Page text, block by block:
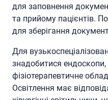
для заповнення
та прийому пацієнтів.
для зберігання
Для
знадобитися
фізіотерапевтичне
Освітлення має